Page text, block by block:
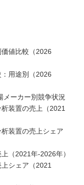
値比較（2026
用途別（2026
メーカー別競争状況
装置の売上（2021
装置の売上シェア
（2021年-2026年）
シェア（2021